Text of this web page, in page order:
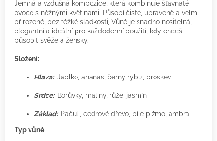
Jemná a vzdušná kompozice, která kombinuje šťavnaté
ovoce s něžnými květinami. Působí čistě, upraveně a velmi
přirozeně, bez těžké sladkosti, Vůně je snadno nositelná,
elegantní a ideální pro každodenní použití, kdy chceš
působit svěže a žensky.
Složení:
Hlava: Jablko, ananas, černý rybíz, broskev
Srdce: Borůvky, maliny, růže, jasmín
Základ: Pačuli, cedrové dřevo, bílé pižmo, ambra
Typ vůně